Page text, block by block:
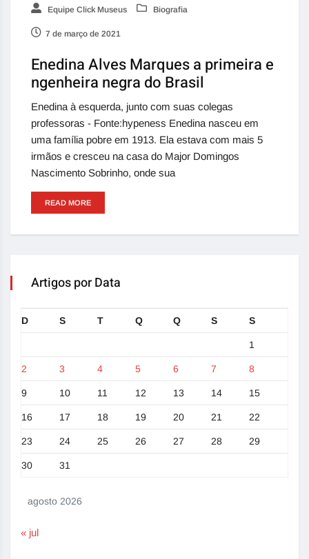
Equipe Click Museus Biografia
7 de março de 2021
Enedina Alves Marques a primeira e
ngenheira negra do Brasil
Enedina à esquerda, junto com suas colegas
professoras - Fonte:hypeness Enedina nasceu em
uma família pobre em 1913. Ela estava com mais 5
irmãos e cresceu na casa do Major Domingos
Nascimento Sobrinho, onde sua
READ MORE
Artigos por Data
agosto 2026
D S T Q Q S S
1
2 3 4 5 6 7 8
9 10 11 12 13 14 15
16 17 18 19 20 21 22
23 24 25 26 27 28 29
30 31
« jul